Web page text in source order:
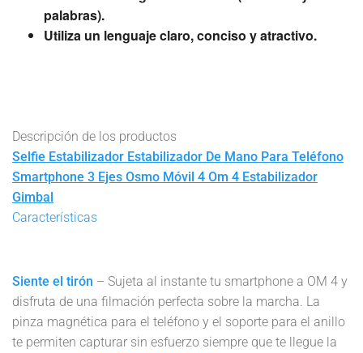
palabras).
Utiliza un lenguaje claro, conciso y atractivo.
Descripción de los productos
Selfie Estabilizador Estabilizador De Mano Para Teléfono
Smartphone 3 Ejes Osmo Móvil 4 Om 4 Estabilizador
Gimbal
Características
Siente el tirón – Sujeta al instante tu smartphone a OM 4 y
disfruta de una filmación perfecta sobre la marcha. La
pinza magnética para el teléfono y el soporte para el anillo
te permiten capturar sin esfuerzo siempre que te llegue la